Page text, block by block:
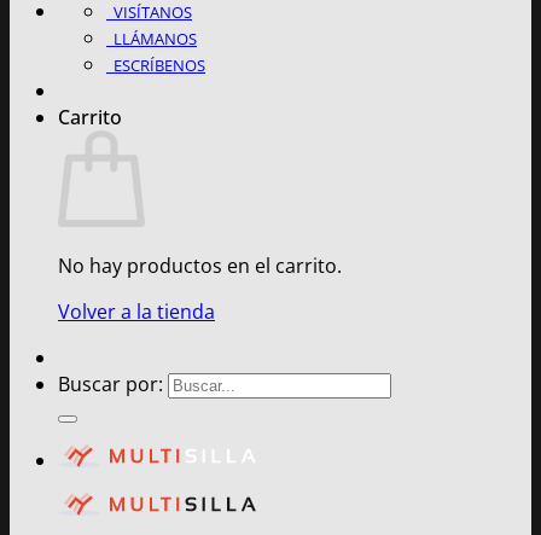
VISÍTANOS
LLÁMANOS
ESCRÍBENOS
Carrito
No hay productos en el carrito.
Volver a la tienda
Buscar por: